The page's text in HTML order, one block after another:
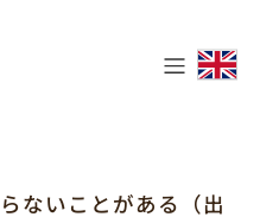
.
ないことがある（出